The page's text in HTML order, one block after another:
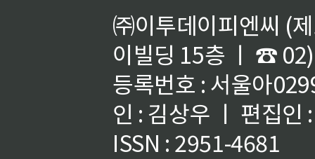
㈜이투데이피엔씨 (
이빌딩 15층 ㅣ ☎
등록번호 : 서울아
인 : 김상우 ㅣ 편집인
ISSN : 2951-4681